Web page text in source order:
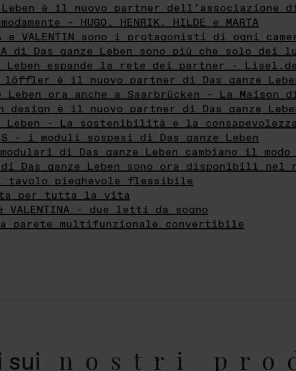
Leben è il nuovo partner dell’associazione
– HUGO, HENRIK, HILDE e MARTA
e VALENTIN sono i protagonisti di ogni
di Das ganze Leben sono più che solo dei
Leben espande la rete dei partner -
löffler è il nuovo partner di Das ganze
Leben ora anche a Saarbrücken - La Maison
design è il nuovo partner di Das ganze
Leben - La sostenibilità e la
- i moduli sospesi di Das ganze Leben
di Das ganze Leben cambiano il
Das ganze Leben sono ora disponibili nel
il tavolo pieghevole flessibile
per tutta la vita
& VALENTINA – due letti da sogno
la parete multifunzionale convertibile
sui nostri